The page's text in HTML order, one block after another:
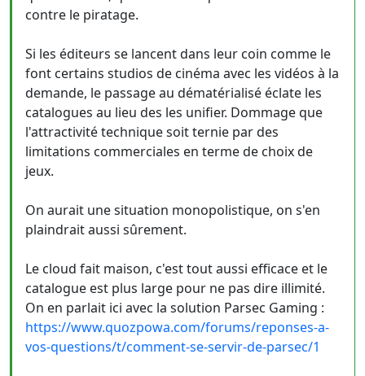
contre le piratage.
Si les éditeurs se lancent dans leur coin comme le
font certains studios de cinéma avec les vidéos à la
demande, le passage au dématérialisé éclate les
catalogues au lieu des les unifier. Dommage que
l'attractivité technique soit ternie par des
limitations commerciales en terme de choix de
jeux.
On aurait une situation monopolistique, on s'en
plaindrait aussi sûrement.
Le cloud fait maison, c'est tout aussi efficace et le
catalogue est plus large pour ne pas dire illimité.
On en parlait ici avec la solution Parsec Gaming :
https://www.quozpowa.com/forums/reponses-a-
vos-questions/t/comment-se-servir-de-parsec/1